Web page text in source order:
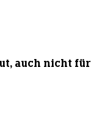
auch nicht für